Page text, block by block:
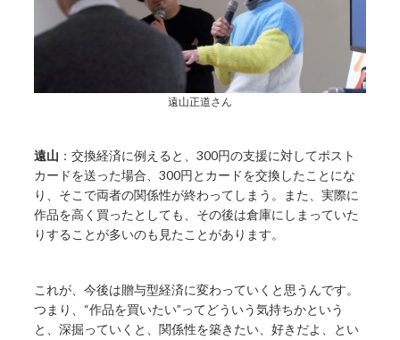
遠山正道さん
遠山 ：交換経済に例えると、300円の支援に対してポスト
カードを送った場合、300円とカードを交換したことにな
り、そこで両者の関係性が終わってしまう。また、実際に
作品を高く買ったとしても、その後は倉庫にしまっていた
りすることが多いのも見たことがあります。
これが、今後は贈与型経済に変わっていくと思うんです。
つまり、“作品を買いたい”ってどういう気持ちかという
と、深掘っていくと、関係性を築きたい、好きだよ、とい